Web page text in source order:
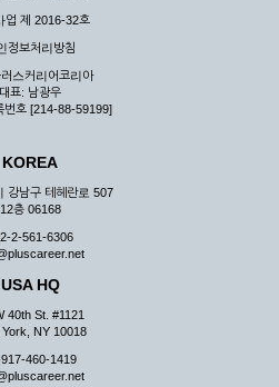
업 제 2016-32호
정보처리방침
스커리어코리아
대표: 남광우
번호 [214-88-59199]
KOREA
강남구 테헤란로 507
12층 06168
2-561-6306
USA HQ
40th St. #1121
York, NY 10018
460-1419